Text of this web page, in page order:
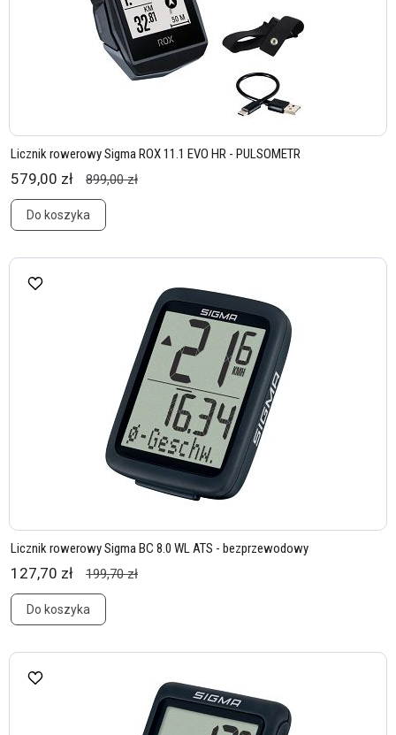
Licznik rowerowy Sigma ROX 11.1 EVO HR - PULSOMETR
579,00 zł 899,00 zł
Do koszyka
Licznik rowerowy Sigma BC 8.0 WL ATS - bezprzewodowy
127,70 zł 199,70 zł
Do koszyka